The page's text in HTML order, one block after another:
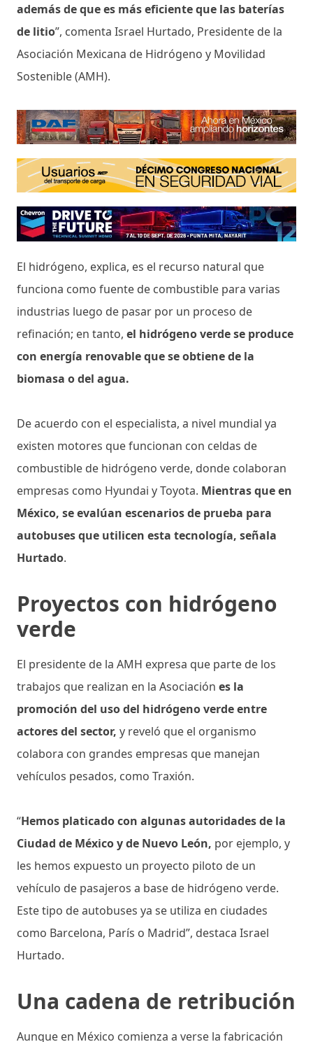
además de que es más eficiente que las baterías
de litio”, comenta Israel Hurtado, Presidente de la
Asociación Mexicana de Hidrógeno y Movilidad
Sostenible (AMH).
El hidrógeno, explica, es el recurso natural que
funciona como fuente de combustible para varias
industrias luego de pasar por un proceso de
refinación; en tanto, el hidrógeno verde se produce
con energía renovable que se obtiene de la
biomasa o del agua.
De acuerdo con el especialista, a nivel mundial ya
existen motores que funcionan con celdas de
combustible de hidrógeno verde, donde colaboran
empresas como Hyundai y Toyota. Mientras que en
México, se evalúan escenarios de prueba para
autobuses que utilicen esta tecnología, señala
Hurtado.
Proyectos con hidrógeno
verde
El presidente de la AMH expresa que parte de los
trabajos que realizan en la Asociación es la
promoción del uso del hidrógeno verde entre
actores del sector, y reveló que el organismo
colabora con grandes empresas que manejan
vehículos pesados, como Traxión.
“Hemos platicado con algunas autoridades de la
Ciudad de México y de Nuevo León, por ejemplo, y
les hemos expuesto un proyecto piloto de un
vehículo de pasajeros a base de hidrógeno verde.
Este tipo de autobuses ya se utiliza en ciudades
como Barcelona, París o Madrid”, destaca Israel
Hurtado.
Una cadena de retribución
Aunque en México comienza a verse la fabricación